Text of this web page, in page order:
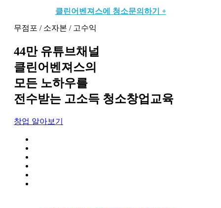
클린어벤져스에 청소문의하기 +
무점포 / 소자본 / 고수익
44만 유튜브채널
클린어벤져스의
모든 노하우를
전수받는 고소득 청소창업교육
창업 알아보기